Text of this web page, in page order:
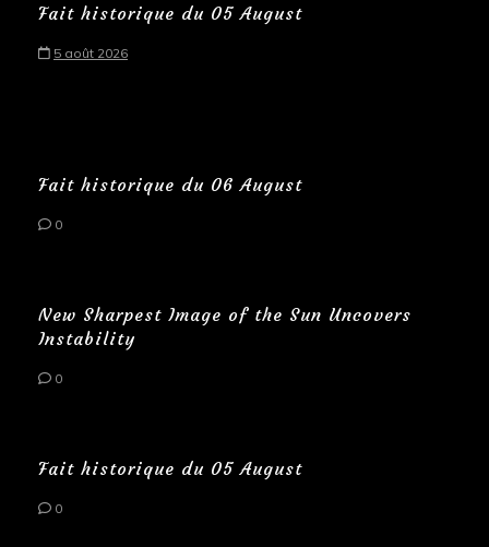
Fait historique du 05 August
5 août 2026
Fait historique du 06 August
0
New Sharpest Image of the Sun Uncovers
Instability
0
Fait historique du 05 August
0